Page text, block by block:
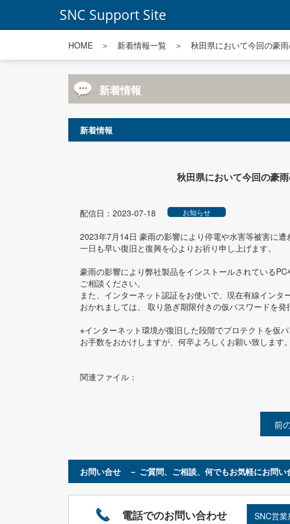
SNC Support Site
HOME ＞ 新着情報一覧 ＞ 秋田県において今回の豪雨
新着情報
新着情報
秋田県において今回の豪
配信日：2023-07-18 お知らせ
2023年7月14日 豪雨の影響により停電や水害等被害に
一日も早い復旧と復興を心よりお祈り申し上げます。
豪雨の影響により弊社製品をインストールされている
ご相談ください。
また、インターネット認証をお使いで、現在有線インタ
おかれましては、 取り急ぎ期限付きの仮パスワードを発
※インターネット環境が復旧した段階でプロテクトを仮
お手数をおかけしますが、何卒よろしくお願い致します。
関連ファイル：
前
お問い合せ － ご質問、ご相談、何でもお気軽にお問い
電話でのお問い合わせ SNC営